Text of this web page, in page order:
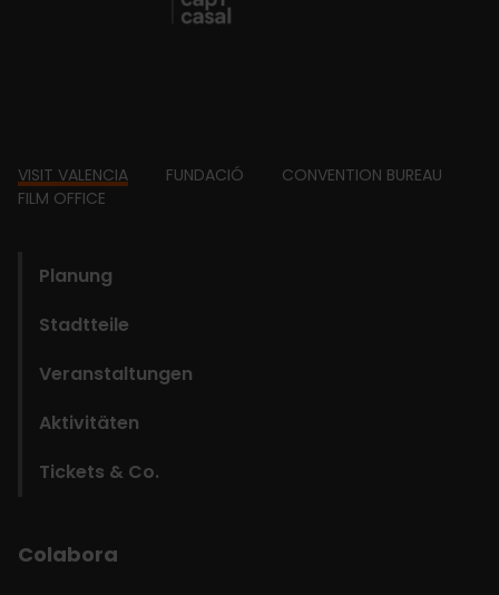
Footer
VISIT VALENCIA FUNDACIÓ
CONVENTION BUREAU
FILM OFFICE
Planung
Stadtteile
Veranstaltungen
Aktivitäten
Tickets & Co.
Colabora